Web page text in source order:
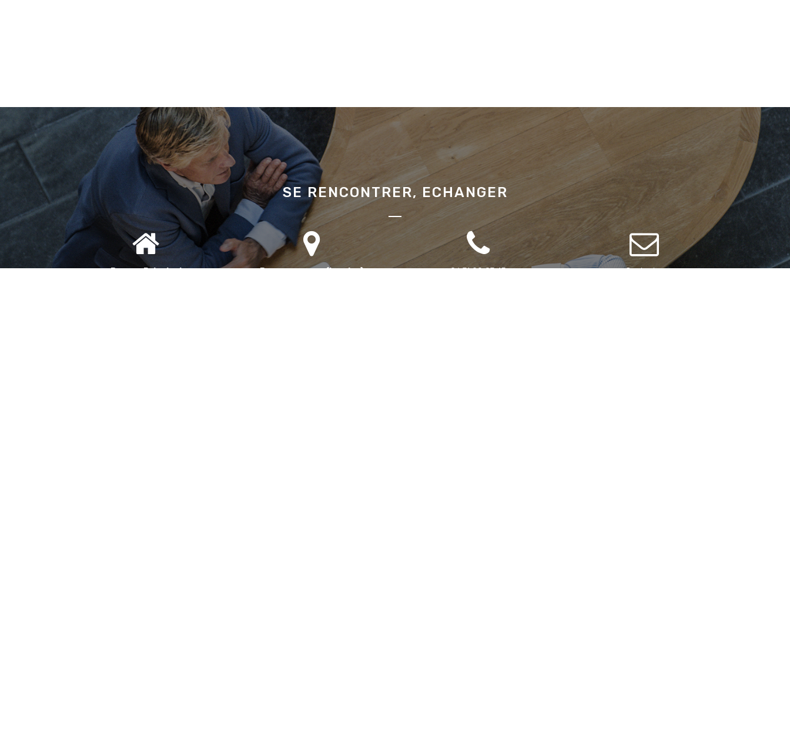
SE RENCONTRER, ECHANGER
Bureau Principal
Bureau annexe (Landes)
06 71 90 87 43 Contacter